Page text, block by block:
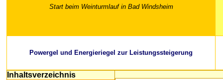
Start beim Weinturmlauf in Bad Windsheim
Powergel und Energieriegel zur Leistungssteigerung
Inhaltsverzeichnis